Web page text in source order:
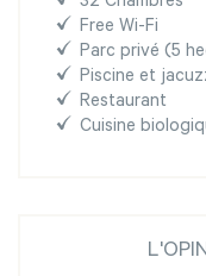
Free Wi-Fi
Parc privé (5
Piscine et
Restaurant
Cuisine